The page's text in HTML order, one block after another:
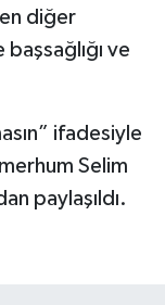
diğer
ve
ifadesiyle
Selim
paylaşıldı.